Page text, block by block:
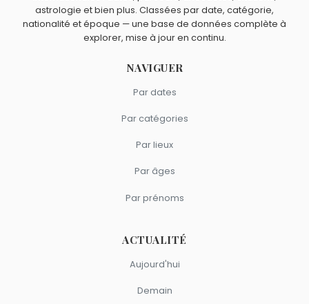
Balance.astrologie et bien plus. Classées par date, catégorie,
nationalité et époque — une base de données complète à
explorer, mise à jour en continu.
NAVIGUER
Par dates
Par catégories
Par lieux
Par âges
Par prénoms
ACTUALITÉ
Aujourd'hui
Demain